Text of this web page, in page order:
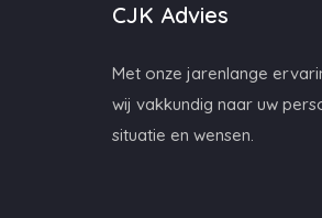
CJK Advies
Met onze jarenlange
wij vakkundig naar uw
situatie en wensen.